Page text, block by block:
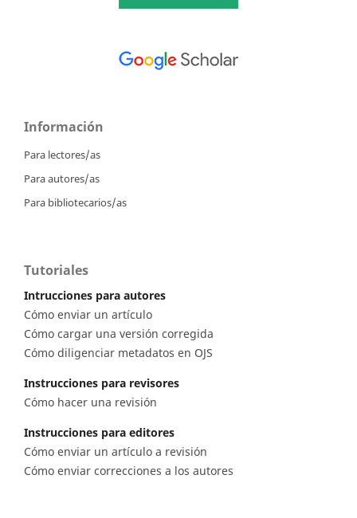
Información
Para lectores/as
Para autores/as
Para bibliotecarios/as
Tutoriales
Intrucciones para autores
Cómo enviar un artículo
Cómo cargar una versión corregida
Cómo diligenciar metadatos en OJS
Instrucciones para revisores
Cómo hacer una revisión
Instrucciones para editores
Cómo enviar un artículo a revisión
Cómo enviar correcciones a los autores